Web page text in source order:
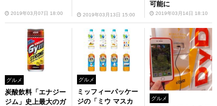
2019年03月07日 18:00 2019年03月13日 15:00
可能に
2019年03月14日 18:10
グルメ
炭酸飲料「エナジー
ジム」史上最大のガ
グルメ
ミッフィーパッケー
ジの「ミウ マスカ
グルメ